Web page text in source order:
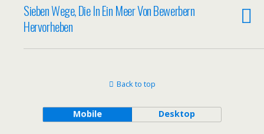
Sieben Wege, Die In Ein Meer Von Bewerbern
Hervorheben
Back to top
Mobile Desktop